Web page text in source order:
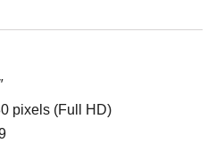
pixels (Full HD)